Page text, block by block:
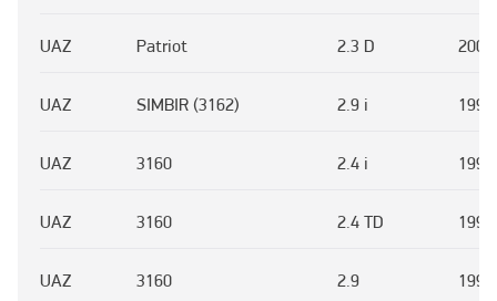
UAZ Patriot 2.3 D
UAZ SIMBIR (3162) 2.9 i
UAZ 3160 2.4 i
UAZ 3160 2.4 TD
UAZ 3160 2.9